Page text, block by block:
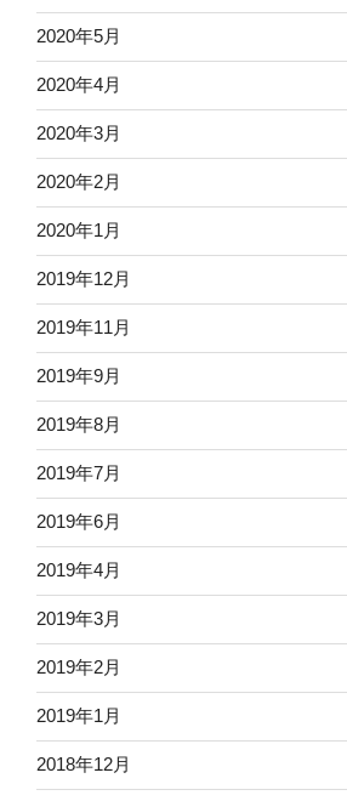
2020年5月
2020年4月
2020年3月
2020年2月
2020年1月
2019年12月
2019年11月
2019年9月
2019年8月
2019年7月
2019年6月
2019年4月
2019年3月
2019年2月
2019年1月
2018年12月